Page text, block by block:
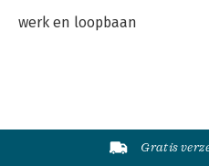
werk en loopbaan
Gratis